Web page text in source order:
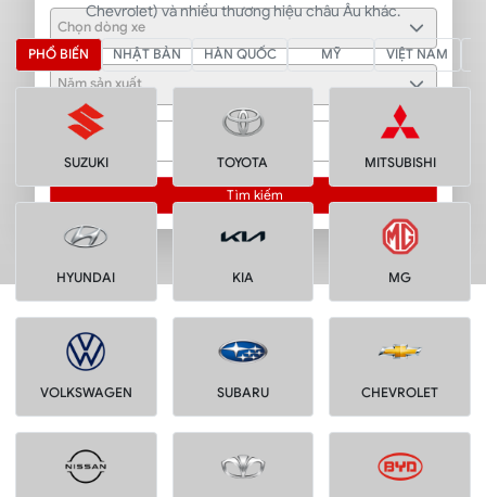
Chọn dòng xe
Năm sản xuất
Loại phụ tùng
Tìm kiếm
Chevrolet) và nhiều thương hiệu châu Âu khác.
PHỔ BIẾN NHẬT BẢN HÀN QUỐC MỸ VIỆT NAM
SUZUKI TOYOTA MITSUBISHI
HYUNDAI KIA MG
VOLKSWAGEN SUBARU CHEVROLET